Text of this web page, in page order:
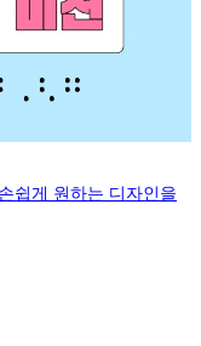
쉽게 원하는 디자인을